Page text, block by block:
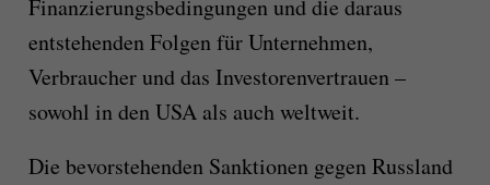
Finanzierungsbedingungen und die daraus
entstehenden Folgen für Unternehmen,
Verbraucher und das Investorenvertrauen –
sowohl in den USA als auch weltweit.
Die bevorstehenden Sanktionen gegen Russland